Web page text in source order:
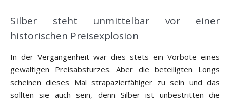
Silber steht unmittelbar vor einer
historischen Preisexplosion
In der Vergangenheit war dies stets ein Vorbote eines
gewaltigen Preisabsturzes. Aber die beteiligten Longs
scheinen dieses Mal strapazierfähiger zu sein und das
sollten sie auch sein, denn Silber ist unbestritten die